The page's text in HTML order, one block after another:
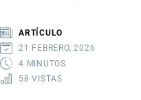
ARTÍCULO
21 FEBRERO, 2026
4 MINUTOS
58 VISTAS